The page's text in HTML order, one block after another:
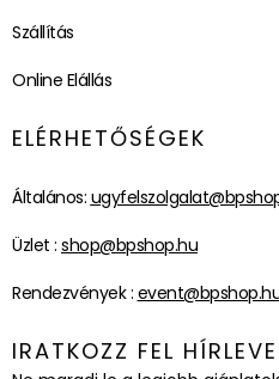
Szállítás
Online Elállás
ELÉRHETŐSÉGEK
Általános:
Üzlet : shop@bpshop.hu
Rendezvények :
IRATKOZZ FEL